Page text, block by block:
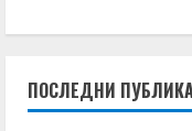
u
ПОСЛЕДНИ